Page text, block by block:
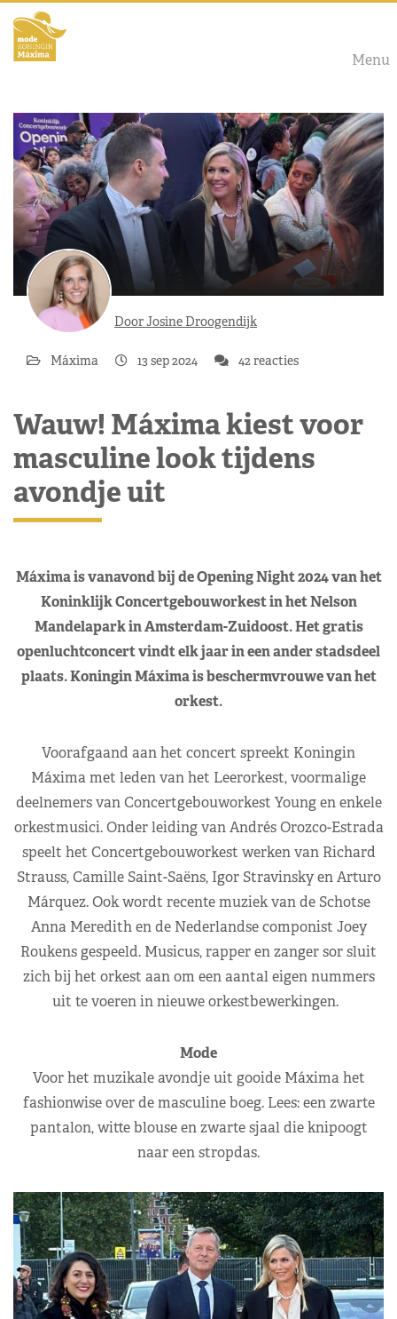
Menu
Door Josine Droogendijk
Máxima 13 sep 2024 42 reacties
Wauw! Máxima kiest voor
masculine look tijdens
avondje uit
Máxima is vanavond bij de Opening Night 2024 van het
Koninklijk Concertgebouworkest in het Nelson
Mandelapark in Amsterdam-Zuidoost. Het gratis
openluchtconcert vindt elk jaar in een ander stadsdeel
plaats. Koningin Máxima is beschermvrouwe van het
orkest.
Voorafgaand aan het concert spreekt Koningin
Máxima met leden van het Leerorkest, voormalige
deelnemers van Concertgebouworkest Young en enkele
orkestmusici. Onder leiding van Andrés Orozco-Estrada
speelt het Concertgebouworkest werken van Richard
Strauss, Camille Saint-Saëns, Igor Stravinsky en Arturo
Márquez. Ook wordt recente muziek van de Schotse
Anna Meredith en de Nederlandse componist Joey
Roukens gespeeld. Musicus, rapper en zanger sor sluit
zich bij het orkest aan om een aantal eigen nummers
uit te voeren in nieuwe orkestbewerkingen.
Mode
Voor het muzikale avondje uit gooide Máxima het
fashionwise over de masculine boeg. Lees: een zwarte
pantalon, witte blouse en zwarte sjaal die knipoogt
naar een stropdas.